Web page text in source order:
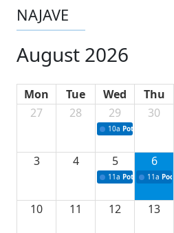
NAJAVE
August 2026
Mon Tue Wed Thu
27
28 29
10a Potpisivanje
30
3 4 5
11a Potpisivanje
6
11a
10 11 12 13